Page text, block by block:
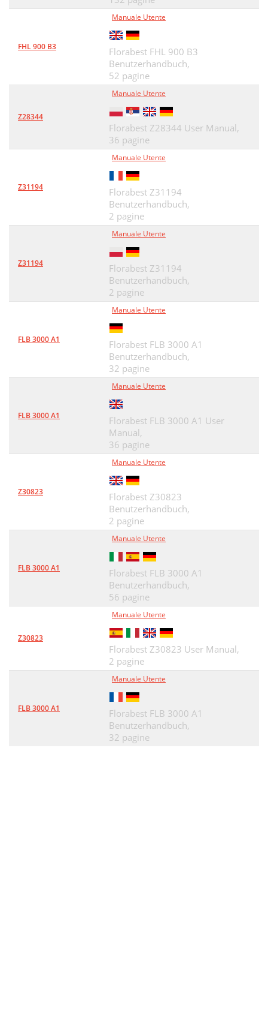
FHL 900 B3
Manuale Utente
Florabest FHL 900 B3
Benutzerhandbuch,
52 pagine
Z28344
Manuale Utente
Florabest Z28344 User Manual,
36 pagine
Z31194
Manuale Utente
Florabest Z31194
Benutzerhandbuch,
2 pagine
Z31194
Manuale Utente
Florabest Z31194
Benutzerhandbuch,
2 pagine
FLB 3000 A1
Manuale Utente
Florabest FLB 3000 A1
Benutzerhandbuch,
32 pagine
FLB 3000 A1
Manuale Utente
Florabest FLB 3000 A1 User
Manual,
36 pagine
Z30823
Manuale Utente
Florabest Z30823
Benutzerhandbuch,
2 pagine
FLB 3000 A1
Manuale Utente
Florabest FLB 3000 A1
Benutzerhandbuch,
56 pagine
Z30823
Manuale Utente
Florabest Z30823 User Manual,
2 pagine
FLB 3000 A1
Manuale Utente
Florabest FLB 3000 A1
Benutzerhandbuch,
32 pagine